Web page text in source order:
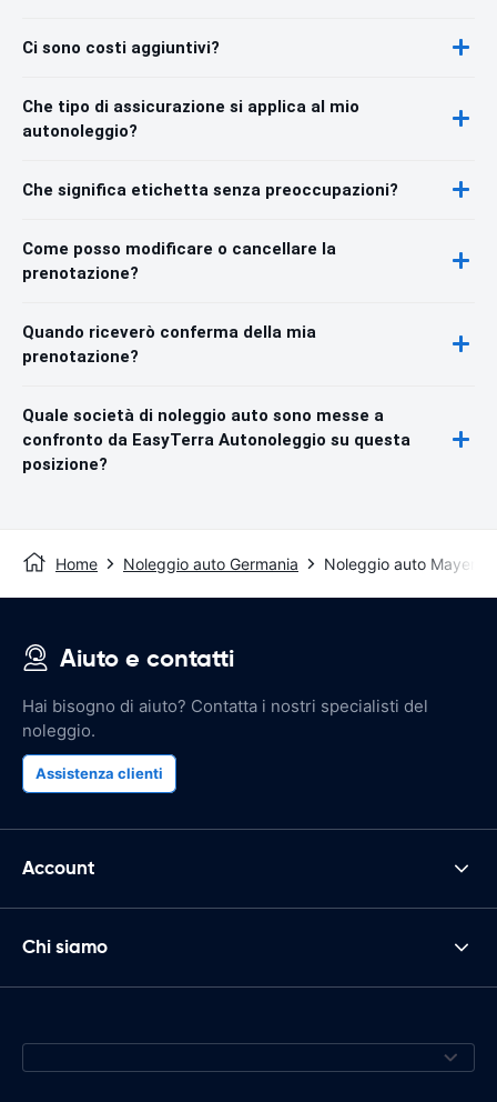
Ci sono costi aggiuntivi?
Che tipo di assicurazione si applica al mio
autonoleggio?
Che significa etichetta senza preoccupazioni?
Come posso modificare o cancellare la
prenotazione?
Quando riceverò conferma della mia
prenotazione?
Quale società di noleggio auto sono messe a
confronto da EasyTerra Autonoleggio su questa
posizione?
Home Noleggio auto Germania Noleggio auto Mayen
Aiuto e contatti
Hai bisogno di aiuto? Contatta i nostri specialisti del
noleggio.
Assistenza clienti
Account
Chi siamo